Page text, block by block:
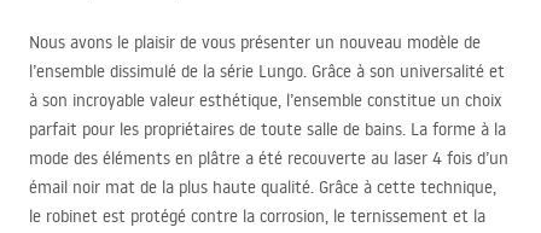
Nous avons le plaisir de vous présenter un nouveau modèle de
l’ensemble dissimulé de la série Lungo. Grâce à son universalité et
à son incroyable valeur esthétique, l’ensemble constitue un choix
parfait pour les propriétaires de toute salle de bains. La forme à la
mode des éléments en plâtre a été recouverte au laser 4 fois d’un
émail noir mat de la plus haute qualité. Grâce à cette technique,
le robinet est protégé contre la corrosion, le ternissement et la